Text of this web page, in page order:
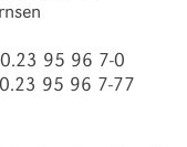
95 96 7-0
95 96 7-77